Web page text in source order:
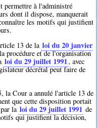
à l'administré
dont il dispose, manquerait
les motifs qui justifient
13 de la loi du 20 janvier
procédure et de l'organisation
loi du 29 juillet 1991, avec
décrétal peut faire de
la Cour a annulé l'article 13 de
que cette disposition portait
la loi du 29 juillet 1991 de
qui justifient la décision,